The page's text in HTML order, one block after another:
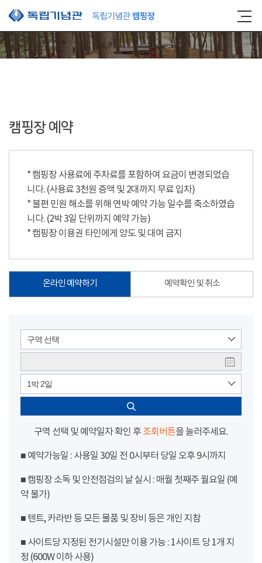
본문 바로가기
캠핑장 예약
* 캠핑장 사용료에 주차료를 포함하여 요금이 변경되었습
니다. (사용료 3천원 증액 및 2대까지 무료 입차)
* 불편 민원 해소를 위해 연박 예약 가능 일수를 축소하였습
니다. (2박 3일 단위까지 예약 가능)
* 캠핑장 이용권 타인에게 양도 및 대여 금지
온라인 예약하기 예약확인 및 취소
구역 선택
1박 2일
구역 선택 및 예약일자 확인 후 조회버튼을 눌러주세요.
■ 예약가능일 : 사용일 30일 전 0시부터 당일 오후 9시까지
■ 캠핑장 소독 및 안전점검의 날 실시 : 매월 첫째주 월요일 (예
약 불가)
■ 텐트, 카라반 등 모든 물품 및 장비 등은 개인 지참
■ 사이트당 지정된 전기시설만 이용 가능 : 1사이트 당 1개 지
정 (600W 이하 사용)